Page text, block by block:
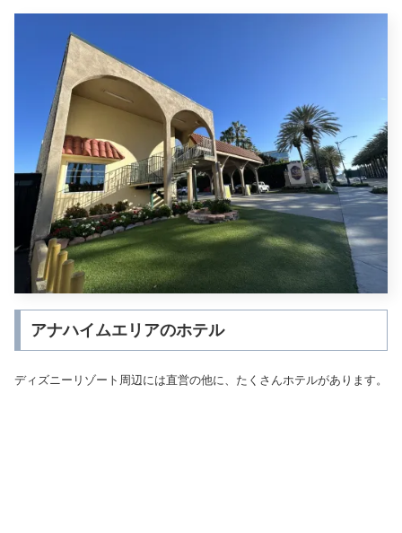
アナハイムエリアのホテル
ディズニーリゾート周辺には直営の他に、たくさんホテルがあります。